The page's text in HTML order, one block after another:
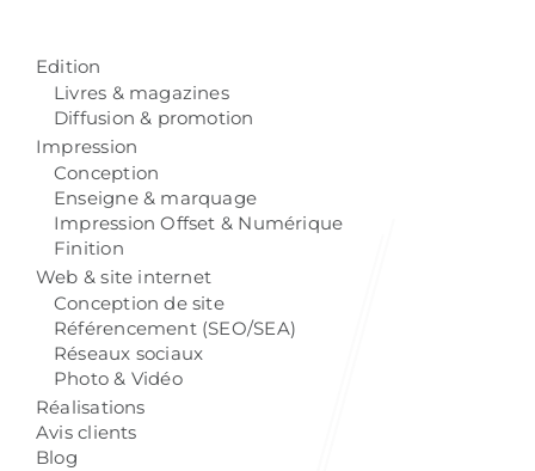
Edition
Livres & magazines
Diffusion & promotion
Impression
Conception
Enseigne & marquage
Impression Offset & Numérique
Finition
Web & site internet
Conception de site
Référencement (SEO/SEA)
Réseaux sociaux
Photo & Vidéo
Réalisations
Avis clients
Blog